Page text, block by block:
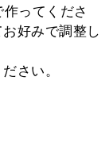
ってくださ
好みで調整し
さい。